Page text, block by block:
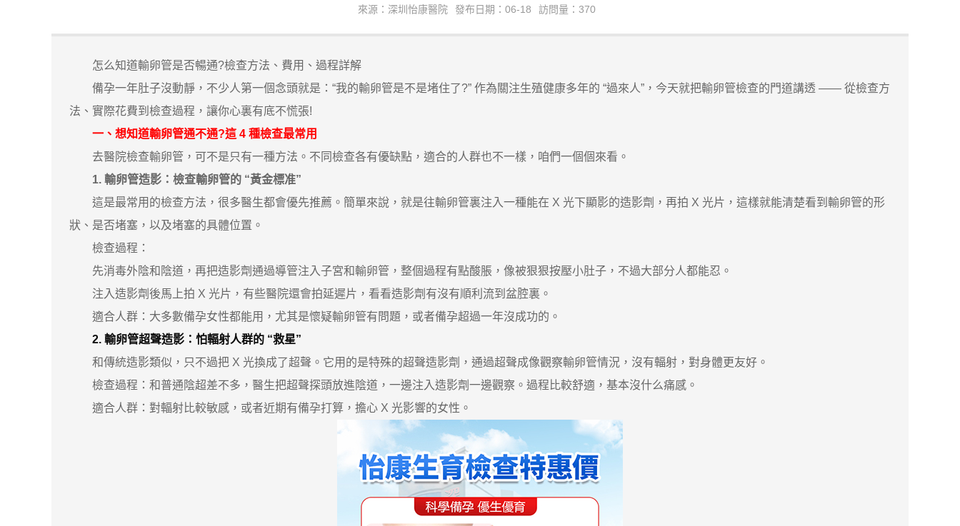
來源：深圳怡康醫院 發布日期：06-18 訪問量：370
怎么知道輸卵管是否暢通?檢查方法、費用、過程詳解
備孕一年肚子沒動靜，不少人第一個念頭就是：“我的輸卵管是不是堵住了?” 作為關注生殖健康多年的 “過來人”，今天就把輸卵管檢查的門道講透 —— 從檢查方
法、實際花費到檢查過程，讓你心裏有底不慌張!
一、想知道輸卵管通不通?這 4 種檢查最常用
去醫院檢查輸卵管，可不是只有一種方法。不同檢查各有優缺點，適合的人群也不一樣，咱們一個個來看。
1. 輸卵管造影：檢查輸卵管的 “黃金標准”
這是最常用的檢查方法，很多醫生都會優先推薦。簡單來說，就是往輸卵管裏注入一種能在 X 光下顯影的造影劑，再拍 X 光片，這樣就能清楚看到輸卵管的形
狀、是否堵塞，以及堵塞的具體位置。
檢查過程：
先消毒外陰和陰道，再把造影劑通過導管注入子宮和輸卵管，整個過程有點酸脹，像被狠狠按壓小肚子，不過大部分人都能忍。
注入造影劑後馬上拍 X 光片，有些醫院還會拍延遲片，看看造影劑有沒有順利流到盆腔裏。
適合人群：大多數備孕女性都能用，尤其是懷疑輸卵管有問題，或者備孕超過一年沒成功的。
2. 輸卵管超聲造影：怕輻射人群的 “救星”
和傳統造影類似，只不過把 X 光換成了超聲。它用的是特殊的超聲造影劑，通過超聲成像觀察輸卵管情況，沒有輻射，對身體更友好。
檢查過程：和普通陰超差不多，醫生把超聲探頭放進陰道，一邊注入造影劑一邊觀察。過程比較舒適，基本沒什么痛感。
適合人群：對輻射比較敏感，或者近期有備孕打算，擔心 X 光影響的女性。